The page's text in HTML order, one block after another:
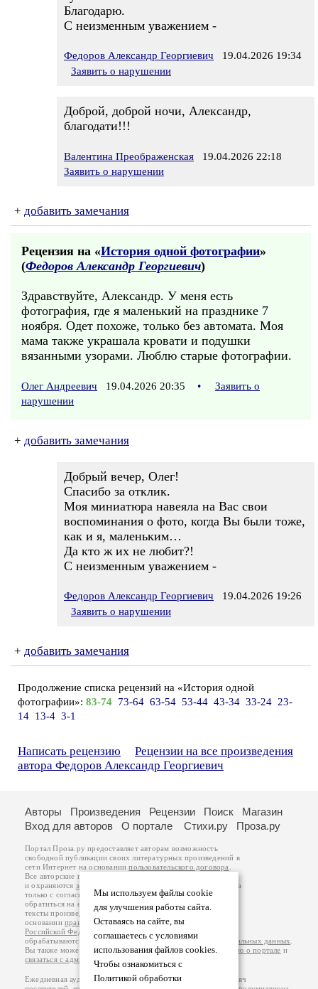
Благодарю.
С неизменным уважением -
Федоров Александр Георгиевич 19.04.2026 19:34
Заявить о нарушении
Доброй, доброй ночи, Александр,
благодати!!!
Валентина Преображенская 19.04.2026 22:18
Заявить о нарушении
+ добавить замечания
Рецензия на «История одной фотографии»
(Федоров Александр Георгиевич)
Здравствуйте, Александр. У меня есть
фотография, где я маленький на празднике 7
ноября. Одет похоже, только без автомата. Моя
мама также украшала кровати и подушки
вязанными узорами. Люблю старые фотографии.
Олег Андреевич 19.04.2026 20:35 •
Заявить о
нарушении
+ добавить замечания
Добрый вечер, Олег!
Спасибо за отклик.
Моя миниатюра навеяла на Вас свои
воспоминания о фото, когда Вы были тоже,
как и я, маленьким…
Да кто ж их не любит?!
С неизменным уважением -
Федоров Александр Георгиевич 19.04.2026 19:26
Заявить о нарушении
+ добавить замечания
Продолжение списка рецензий на «История одной
фотографии»: 83-74 73-64 63-54 53-44 43-34 33-24 23-
14 13-4 3-1
Написать рецензию
Рецензии на все произведения
автора Федоров Александр Георгиевич
Мы используем файлы cookie
для улучшения работы сайта.
Оставаясь на сайте, вы
соглашаетесь с условиями
использования файлов cookies.
Чтобы ознакомиться с
Политикой обработки
Авторы Произведения Рецензии Поиск
Магазин
Вход для авторов
О портале Стихи.ру Проза.ру
Портал Проза.ру предоставляет авторам возможность
свободной публикации своих литературных произведений в
сети Интернет на основаниипользовательского договора
Все авторские права на произведения принадлежат авторам
и охраняются законом
. Перепечатка произведений возможна
только с согласия его автора, к которому вы можете
обратиться на его авторской странице. Ответственность за
тексты произведений авторы несут самостоятельно на
основанииправил публикацииизаконодательства
Российской Федерации
обрабатываются на основанииПолитики обработки персональных данных
Вы также можете посмотреть более подробнуюинформацию о портале и
связаться с администрацией
Ежедневная аудитория портала Проза.ру – порядка 100 тысяч